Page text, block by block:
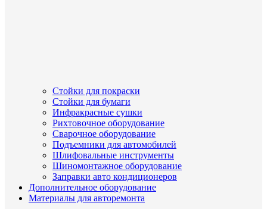
Стойки для покраски
Стойки для бумаги
Инфракрасные сушки
Рихтовочное оборудование
Сварочное оборудование
Подъемники для автомобилей
Шлифовальные инструменты
Шиномонтажное оборудование
Заправки авто кондиционеров
Дополнительное оборудование
Материалы для авторемонта